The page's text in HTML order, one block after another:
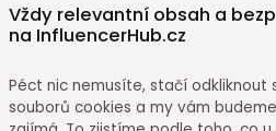
Vždy relevantní obsah a
na InfluencerHub.cz
Péct nic nemusíte, stačí odkliknout
souborů cookies a my vám